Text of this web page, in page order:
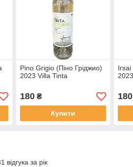
Pino Grigio (Піно Гріджио)
2023 Villa Tinta
180₴
Купити
Irsai
180
відгука за рік